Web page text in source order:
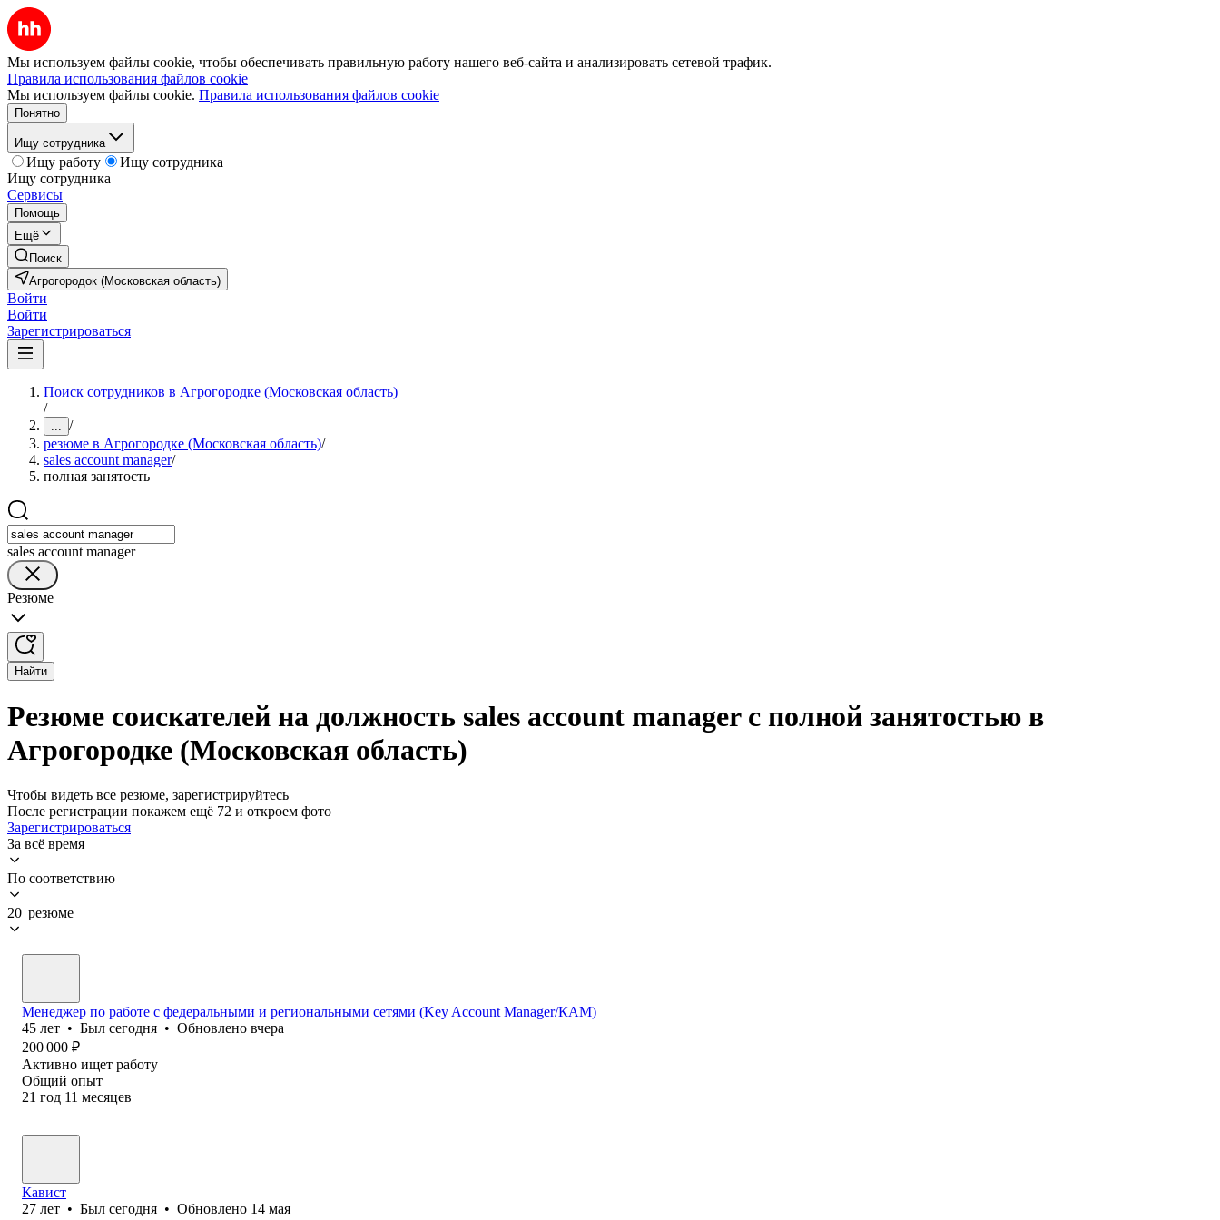
Мы используем файлы cookie, чтобы обеспечивать правильную работу нашего веб-сайта и анализировать сетевой трафик.
Правила использования файлов cookie
Мы используем файлы cookie. Правила использования файлов cookie
Понятно
Ищу сотрудника
Ищу работу
Ищу сотрудника
Ищу сотрудника
Сервисы
Помощь
Ещё
Поиск
Агрогородок (Московская область)
Войти
Войти
Зарегистрироваться
Поиск сотрудников в Агрогородке (Московская область)
/
... /
резюме в Агрогородке (Московская область)/
sales account manager/
полная занятость
sales account manager
Резюме
Найти
Резюме соискателей на должность sales account manager с полной занятостью в
Агрогородке (Московская область)
Чтобы видеть все резюме, зарегистрируйтесь
После регистрации покажем ещё 72 и откроем фото
Зарегистрироваться
За всё время
По соответствию
20 резюме
Менеджер по работе с федеральными и региональными сетями (Key Account Manager/КАМ)
45 лет • Был сегодня • Обновлено вчера
200 000 ₽
Активно ищет работу
Общий опыт
21 год 11 месяцев
Кавист
27 лет • Был сегодня • Обновлено 14 мая